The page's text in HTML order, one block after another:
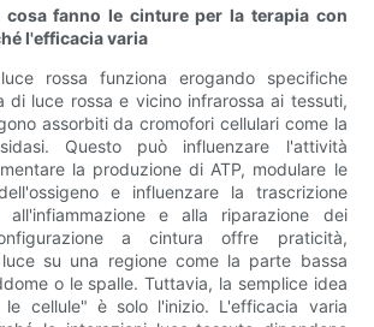
cosa fanno le cinture per la terapia con
l'efficacia varia
rossa funziona erogando specifiche
di luce rossa e vicino infrarossa ai tessuti,
assorbiti da cromofori cellulari come la
Questo può influenzare l'attività
la produzione di ATP, modulare le
e influenzare la trascrizione
all'infiammazione e alla riparazione dei
a cintura offre praticità,
su una regione come la parte bassa
o le spalle. Tuttavia, la semplice idea
cellule" è solo l'inizio. L'efficacia varia